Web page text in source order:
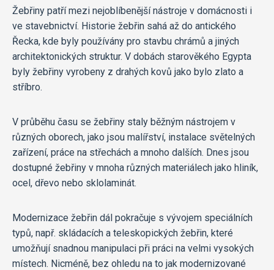
Žebřiny patří mezi nejoblíbenější nástroje v domácnosti i
ve stavebnictví. Historie žebřin sahá až do antického
Řecka, kde byly používány pro stavbu chrámů a jiných
architektonických struktur. V dobách starověkého Egypta
byly žebřiny vyrobeny z drahých kovů jako bylo zlato a
stříbro.
V průběhu času se žebřiny staly běžným nástrojem v
různých oborech, jako jsou malířství, instalace světelných
zařízení, práce na střechách a mnoho dalších. Dnes jsou
dostupné žebřiny v mnoha různých materiálech jako hliník,
ocel, dřevo nebo sklolaminát.
Modernizace žebřin dál pokračuje s vývojem speciálních
typů, např. skládacích a teleskopických žebřin, které
umožňují snadnou manipulaci při práci na velmi vysokých
místech. Nicméně, bez ohledu na to jak modernizované